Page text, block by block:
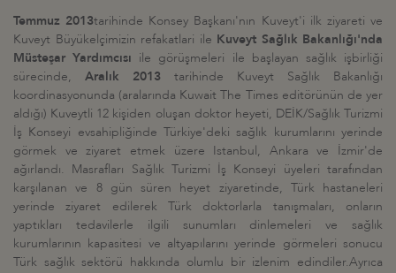
Temmuz 2013tarihinde Konsey Başkanı'nın Kuveyt'i ilk ziyareti ve
Kuveyt Büyükelçimizin refakatlari ile Kuveyt Sağlık Bakanlığı'nda
Müsteşar Yardımcısı ile görüşmeleri ile başlayan sağlık işbirliği
sürecinde, Aralık 2013 tarihinde Kuveyt Sağlık Bakanlığı
koordinasyonunda (aralarında Kuwait The Times editörünün de yer
aldığı) Kuveytli 12 kişiden oluşan doktor heyeti, DEİK/Sağlık Turizmi
İş Konseyi evsahipliğinde Türkiye'deki sağlık kurumlarını yerinde
görmek ve ziyaret etmek üzere Istanbul, Ankara ve İzmir'de
ağırlandı. Masrafları Sağlık Turizmi İş Konseyi üyeleri tarafından
karşılanan ve 8 gün süren heyet ziyaretinde, Türk hastaneleri
yerinde ziyaret edilerek Türk doktorlarla tanışmaları, onların
yaptıkları tedavilerle ilgili sunumları dinlemeleri ve sağlık
kurumlarının kapasitesi ve altyapılarını yerinde görmeleri sonucu
Türk sağlık sektörü hakkında olumlu bir izlenim edindiler.Ayrıca